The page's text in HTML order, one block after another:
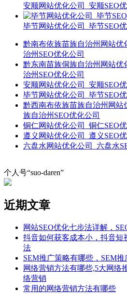
安顺网站优化公司_安顺SEO
毕节网站优化公司_毕节SEO
黔南布依族苗族自治州网站优
治州SEO优化公司
黔东南苗族侗族自治州网站优
治州SEO优化公司
安顺网站优化公司_安顺SEO
毕节网站优化公司_毕节SEO
黔西南布依族苗族自治州网站
族自治州SEO优化公司
铜仁网站优化公司_铜仁SEO
遵义网站优化公司_遵义SEO
六盘水网站优化公司_六盘水
个人号“suo-daren”
近期文章
网站SEO优化七步法详解，
抖音如何获客成本小，抖音短
法
SEM推广策略有哪些，SEM推
网络营销方法有哪些,5大网络
络营销
常用的网络营销方法有哪些